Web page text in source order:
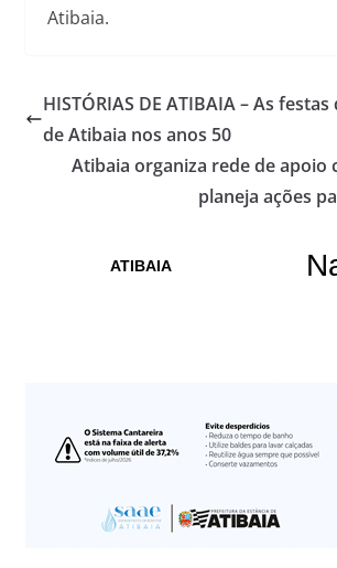
Atibaia.
HISTÓRIAS DE ATIBAIA – As
de Atibaia nos anos 50
Atibaia organiza rede de apoio
planeja ações